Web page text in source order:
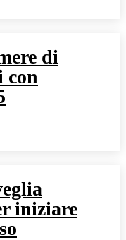
di
con
iniziare